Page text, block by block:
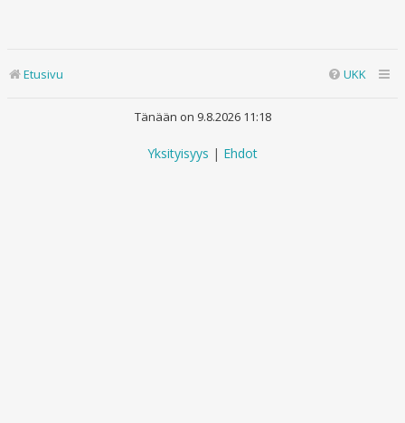
Etusivu UKK
Tänään on 9.8.2026 11:18
Yksityisyys | Ehdot